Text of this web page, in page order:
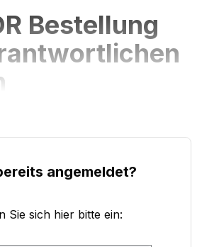
Bestellung
angemeldet?
Sie sich hier bitte ein: